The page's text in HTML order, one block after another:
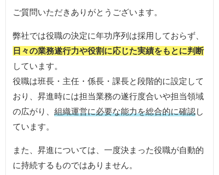
ご質問いただきありがとうございます。
弊社では役職の決定に年功序列は採用しておらず、
日々の業務遂行力や役割に応じた実績をもとに判断
しています。
役職は班長・主任・係長・課長と段階的に設定して
おり、昇進時には担当業務の遂行度合いや担当領域
の広がり、組織運営に必要な能力を総合的に確認し
ています。
また、昇進については、一度決まった役職が自動的
に持続するものではありません。